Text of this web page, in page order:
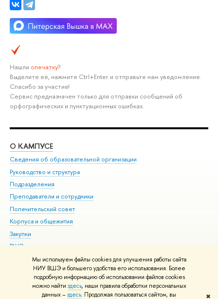
Мы используем файлы cookies для улучшения работы сайта
НИУ ВШЭ и большего удобства его использования. Более
подробную информацию об использовании файлов cookies
можно найти здесь, наши правила обработки персональных
данных –здесь. Продолжая пользоваться сайтом, вы ✖
Нашли опечатку?
Выделите её, нажмите Ctrl+Enter и отправьте нам уведомление.
Спасибо за участие!
Сервис предназначен только для отправки сообщений об
орфографических и пунктуационных ошибках.
О КАМПУСЕ
Сведения об образовательной организации
Руководство и структура
Подразделения
Преподаватели и сотрудники
Попечительский совет
Корпуса и общежития
Закупки
ВШЭ для студентов с ограниченными возможностями
здоровья и инвалидностью
Версия для слабовидящих
Единая платежная страница